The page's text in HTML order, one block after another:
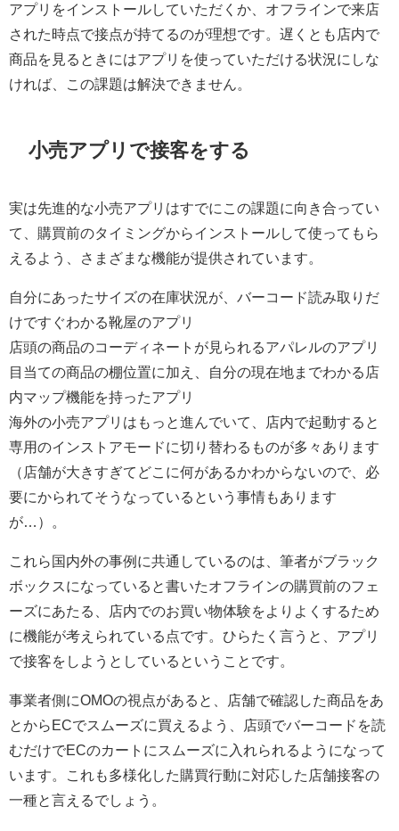
アプリをインストールしていただくか、オフラインで来店
された時点で接点が持てるのが理想です。遅くとも店内で
商品を見るときにはアプリを使っていただける状況にしな
ければ、この課題は解決できません。
小売アプリで接客をする
実は先進的な小売アプリはすでにこの課題に向き合ってい
て、購買前のタイミングからインストールして使ってもら
えるよう、さまざまな機能が提供されています。
自分にあったサイズの在庫状況が、バーコード読み取りだ
けですぐわかる靴屋のアプリ
店頭の商品のコーディネートが見られるアパレルのアプリ
目当ての商品の棚位置に加え、自分の現在地までわかる店
内マップ機能を持ったアプリ
海外の小売アプリはもっと進んでいて、店内で起動すると
専用のインストアモードに切り替わるものが多々あります
（店舗が大きすぎてどこに何があるかわからないので、必
要にかられてそうなっているという事情もあります
が…）。
これら国内外の事例に共通しているのは、筆者がブラック
ボックスになっていると書いたオフラインの購買前のフェ
ーズにあたる、店内でのお買い物体験をよりよくするため
に機能が考えられている点です。ひらたく言うと、アプリ
で接客をしようとしているということです。
事業者側にOMOの視点があると、店舗で確認した商品をあ
とからECでスムーズに買えるよう、店頭でバーコードを読
むだけでECのカートにスムーズに入れられるようになって
います。これも多様化した購買行動に対応した店舗接客の
一種と言えるでしょう。